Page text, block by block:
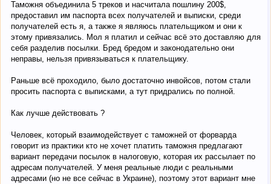
Таможня объединила 5 треков и насчитала пошлину 200$,
предоставил им паспорта всех получателей и выписки, среди
получателей есть я, а также я являюсь плательщиком и они к
этому привязались. Мол я платил и сейчас всё это доставляю для
себя разделив посылки. Бред бредом и законодательно они
неправы, нельзя привязываться к плательщику.
Раньше всё проходило, было достаточно инвойсов, потом стали
просить паспорта с выписками, а тут придрались по полной.
Как лучше действовать ?
Человек, который взаимодействует с таможней от форварда
говорит из практики кто не хочет платить таможня предлагают
вариант передачи посылок в налоговую, которая их рассылает по
адресам получателей. У меня реальные люди с реальными
адресами (но не все сейчас в Украине), поэтому этот вариант мне